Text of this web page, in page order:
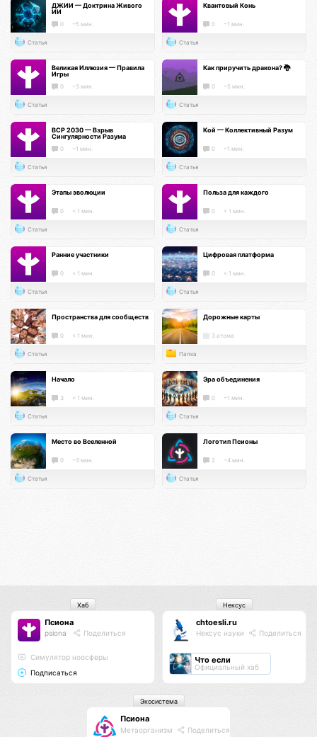
ДЖИИ — Доктрина Живого
ИИ
0 ~5 мин.
Статья
Квантовый Конь
0 ~1 мин.
Статья
Великая Иллюзия — Правила
Игры
0 ~3 мин.
Статья
Как приручить дракона? 🐉
0 ~5 мин.
Статья
ВСР 2030 — Взрыв
Сингулярности Разума
0 ~1 мин.
Статья
Кой — Коллективный Разум
0 ~1 мин.
Статья
Этапы эволюции
0 < 1 мин.
Статья
Польза для каждого
0 < 1 мин.
Статья
Ранние участники
0 < 1 мин.
Статья
Цифровая платформа
0 < 1 мин.
Статья
Пространства для сообществ
0 < 1 мин.
Статья
Дорожные карты
3 атома
Папка
Начало
3 < 1 мин.
Статья
Эра объединения
0 ~1 мин.
Статья
Место во Вселенной
0 ~3 мин.
Статья
Логотип Псионы
2 ~4 мин.
Статья
Псиона
psiona Поделиться
Cимулятор ноосферы
Подписаться
Хаб
chtoesli.ru
Нексус науки Поделиться
Что если
Официальный хаб
Нексус
Псиона
Метаорганизм Поделиться
Экосистема